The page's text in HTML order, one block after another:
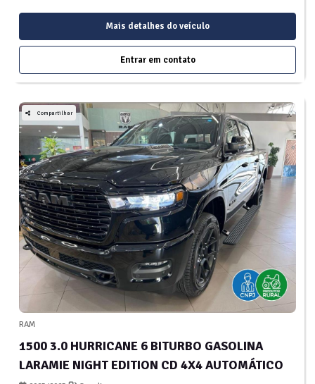
Mais detalhes do veículo
Entrar em contato
Compartilhar
RAM
1500 3.0 HURRICANE 6 BITURBO GASOLINA
LARAMIE NIGHT EDITION CD 4X4 AUTOMÁTICO